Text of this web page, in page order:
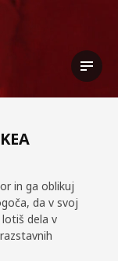
in ga oblikuj
da v svoj
dela v